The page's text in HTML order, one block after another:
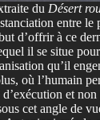
du Désert
entre le
d’offrir à ce
il se situe
qu’il
où l’humain
et
cet angle de